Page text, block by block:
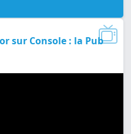
sur Console : la Pub